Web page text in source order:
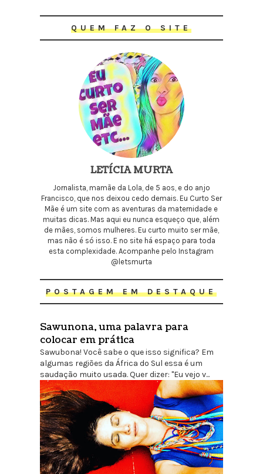
QUEM FAZ O SITE
LETÍCIA MURTA
Jornalista, mamãe da Lola, de 5 aos, e do anjo
Francisco, que nos deixou cedo demais. Eu Curto Ser
Mãe é um site com as aventuras da maternidade e
muitas dicas. Mas aqui eu nunca esqueço que, além
de mães, somos mulheres. Eu curto muito ser mãe,
mas não é só isso. E no site há espaço para toda
esta complexidade. Acompanhe pelo Instagram
@letsmurta
POSTAGEM EM DESTAQUE
Sawunona, uma palavra para
colocar em prática
Sawubona! Você sabe o que isso significa? Em
algumas regiões da África do Sul essa é um
saudação muito usada. Quer dizer: "Eu vejo v...